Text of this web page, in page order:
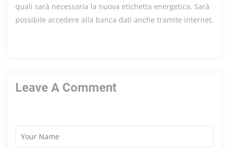
quali sarà necessaria la nuova etichetta energetica. Sarà
possibile accedere alla banca dati anche tramite internet.
Leave A Comment